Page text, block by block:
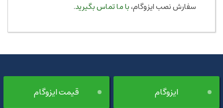
سفارش نصب ایزوگام،با ما تماس بگیرید.
ایزوگام قیمت ایزوگام